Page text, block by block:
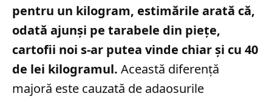
pentru un kilogram, estimările arată că,
odată ajunși pe tarabele din piețe,
cartofii noi s-ar putea vinde chiar și cu 40
de lei kilogramul. Această diferență
majoră este cauzată de adaosurile